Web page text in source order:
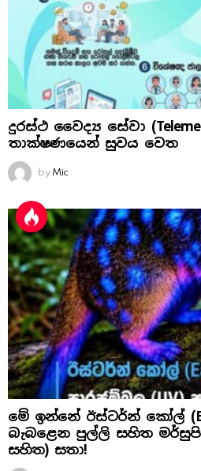
දුරස්ථ වෛද්‍ය සේවා
තාක්ෂණයෙන් සුවය වෙත
by Mic
මේ ඉන්නේ ඊස්ටර්න් කෝල්
බැබළෙන පුල්ලි සහිත
සහිත) සතා!